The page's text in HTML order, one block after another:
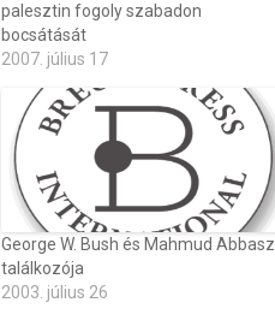
palesztin fogoly szabadon
bocsátását
2007. július 17
George W. Bush és Mahmud Abbasz
találkozója
2003. július 26